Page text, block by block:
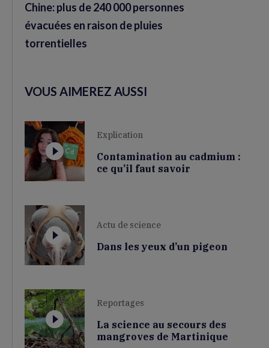
Chine: plus de 240 000 personnes
évacuées en raison de pluies
torrentielles
VOUS AIMEREZ AUSSI
Explication
Contamination au cadmium :
ce qu’il faut savoir
Actu de science
Dans les yeux d’un pigeon
Reportages
La science au secours des
mangroves de Martinique